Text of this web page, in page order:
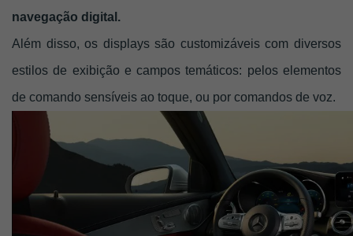
navegação digital.
Além disso, os displays são customizáveis com diversos
estilos de exibição e campos temáticos: pelos elementos
de comando sensíveis ao toque, ou por comandos de voz.